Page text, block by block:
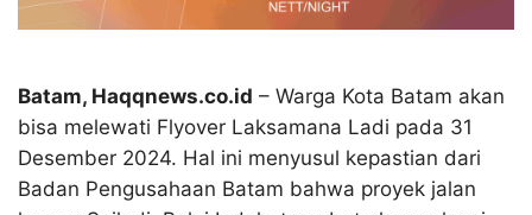
Batam, Haqqnews.co.id – Warga Kota Batam akan
bisa melewati Flyover Laksamana Ladi pada 31
Desember 2024. Hal ini menyusul kepastian dari
Badan Pengusahaan Batam bahwa proyek jalan